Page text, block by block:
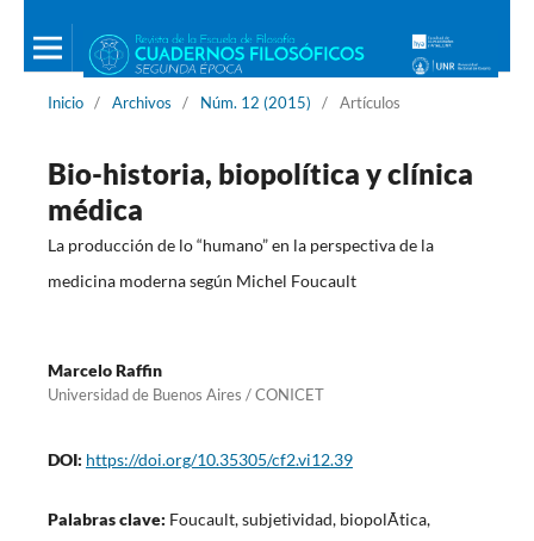
Inicio / Archivos / Núm. 12 (2015) / Artículos
Bio-historia, biopolítica y clínica
médica
La producción de lo “humano” en la perspectiva de la
medicina moderna según Michel Foucault
Marcelo Raffin
Universidad de Buenos Aires / CONICET
DOI: https://doi.org/10.35305/cf2.vi12.39
Palabras clave: Foucault, subjetividad, biopolÃ­tica,